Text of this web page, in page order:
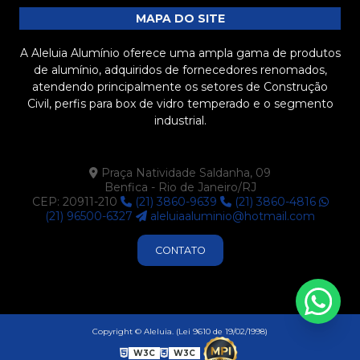
Barra chata de alumínio preço: descubra como
economizar na sua compra
Barra chata de alumínio preço: tudo que você precisa
saber antes de comprar
Barra Chata de Alumínio Preto é a Solução Ideal para
Barra Chata de Alumínio Preto: Vantagens e
Aplicações que Você Precisa Conhecer
Barra chata de alumínio preto: versatilidade e
Barra chata de alumínio preto: versatilidade e
Barra Chata de Alumínio Preto: Versatilidade e Estilo
Barra chata de alumínio: características e aplicações
MAPA DO SITE
A Aleluia Alumínio oferece uma ampla gama de produtos
de alumínio, adquiridos de fornecedores renomados,
atendendo principalmente os setores de Construção
Civil, perfis para box de vidro temperado e o segmento
industrial.
Praça Natividade Saldanha, 09
Benfica - Rio de Janeiro/RJ
CEP: 20911-210
(21) 3860-9639
(21) 3860-4816
(21) 96500-6327
aleluiaaluminio@hotmail.com
CONTATO
Copyright © Aleluia. (Lei 9610 de 19/02/1998)
W3C W3C